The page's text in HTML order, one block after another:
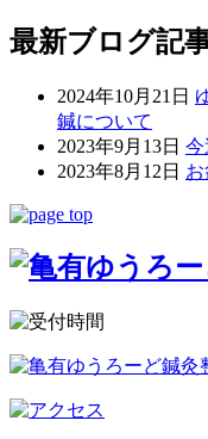
最新ブログ記
2024年10月21日
鍼について
2023年9月13日 今
2023年8月12日